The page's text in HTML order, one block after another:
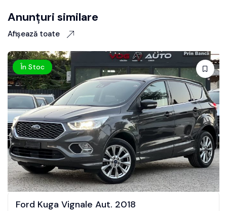
Anunțuri similare
Afișează toate
În Stoc
Land Rover Discovery Sport Aut. 2015